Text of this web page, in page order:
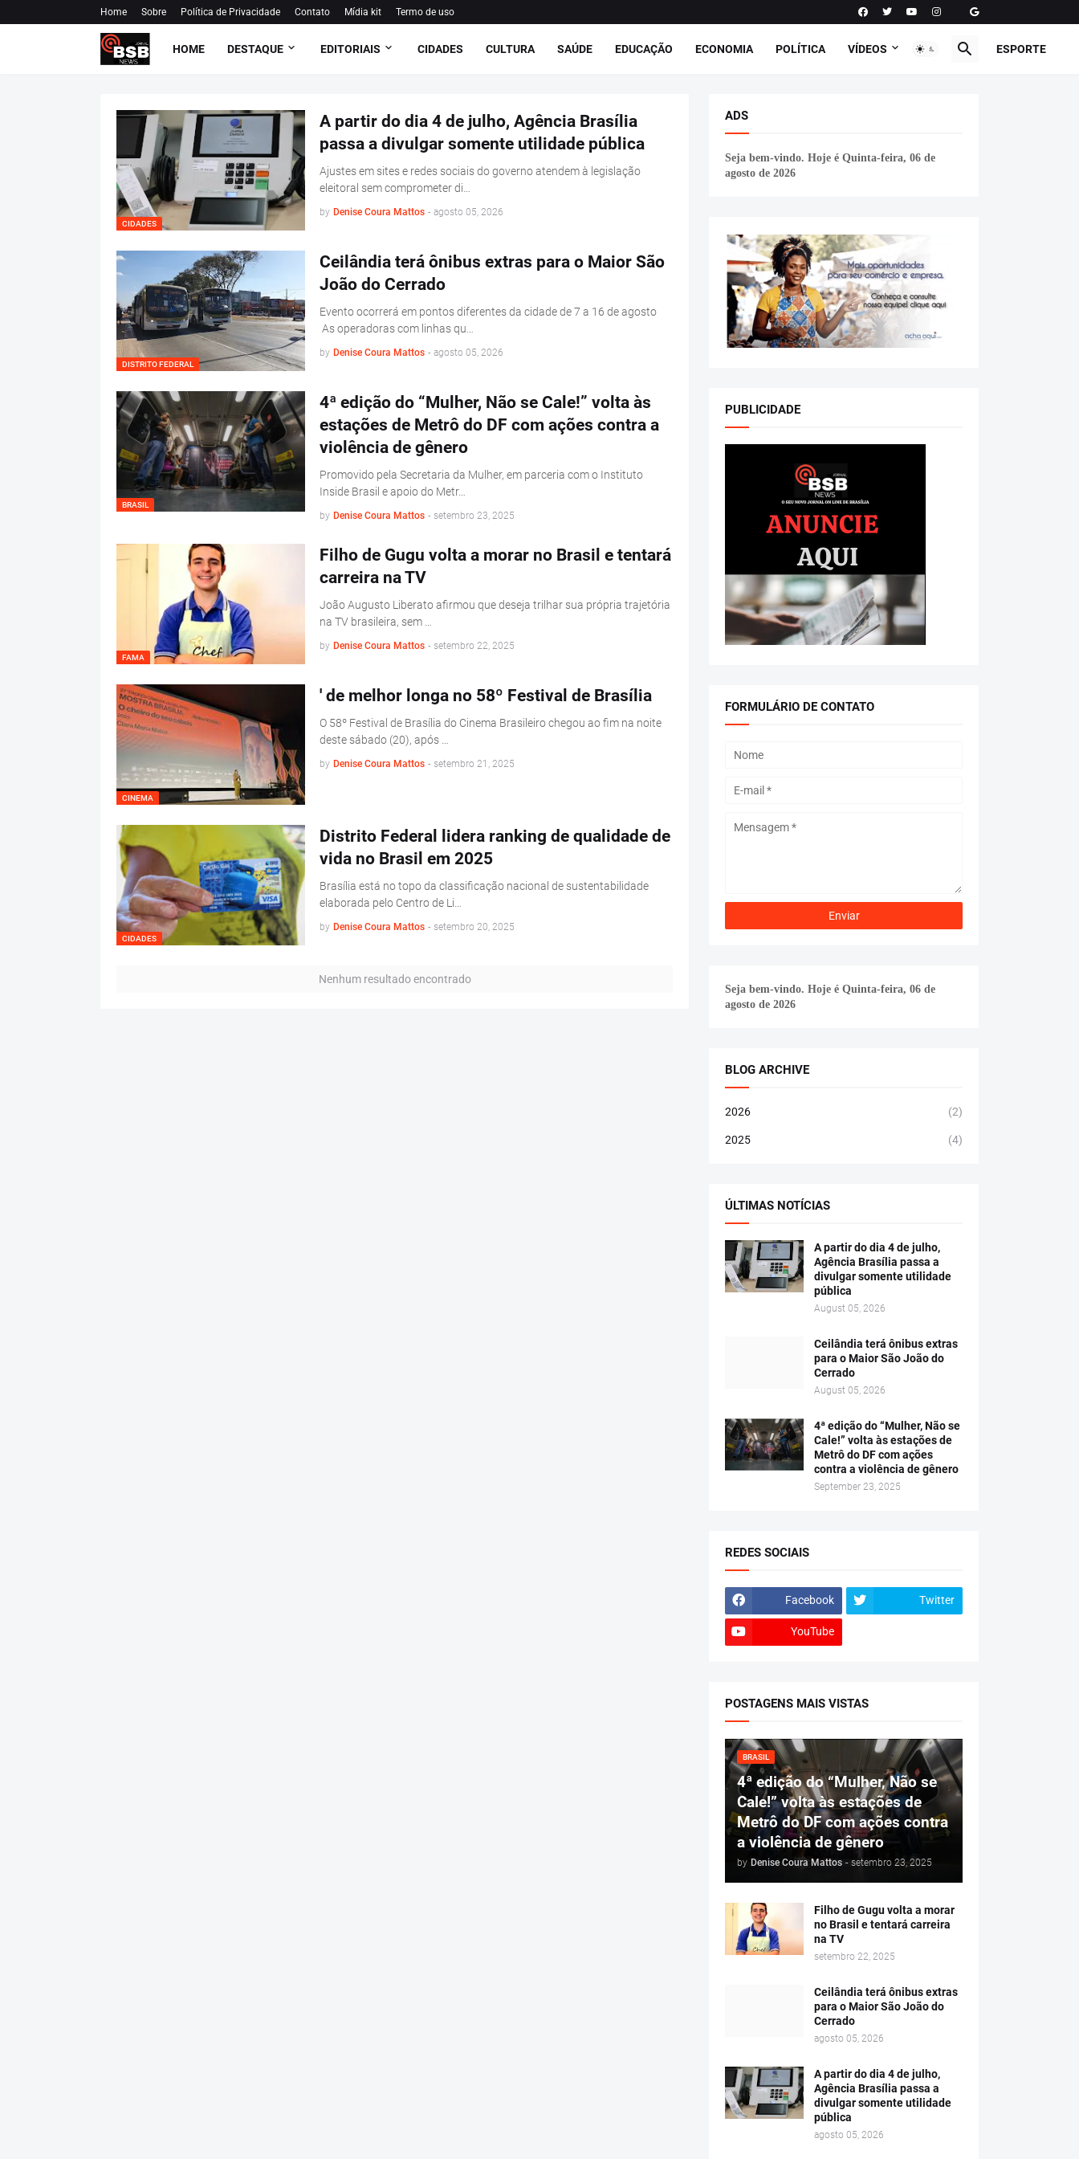
Home Sobre Política de Privacidade Contato Mídia kit Termo de uso
HOME DESTAQUE EDITORIAIS CIDADES CULTURA SAÚDE EDUCAÇÃO ECONOMIA POLÍTICA VÍDEOS POLÍTICA ESPORTE
CIDADES
A partir do dia 4 de julho, Agência Brasília
passa a divulgar somente utilidade pública
Ajustes em sites e redes sociais do governo atendem à legislação
eleitoral sem comprometer di…
by Denise Coura Mattos - agosto 05, 2026
DISTRITO FEDERAL
Ceilândia terá ônibus extras para o Maior São
João do Cerrado
Evento ocorrerá em pontos diferentes da cidade de 7 a 16 de agosto
As operadoras com linhas qu…
by Denise Coura Mattos - agosto 05, 2026
BRASIL
4ª edição do “Mulher, Não se Cale!” volta às
estações de Metrô do DF com ações contra a
violência de gênero
Promovido pela Secretaria da Mulher, em parceria com o Instituto
Inside Brasil e apoio do Metr…
by Denise Coura Mattos - setembro 23, 2025
FAMA
Filho de Gugu volta a morar no Brasil e tentará
carreira na TV
João Augusto Liberato afirmou que deseja trilhar sua própria trajetória
na TV brasileira, sem …
by Denise Coura Mattos - setembro 22, 2025
CINEMA
' de melhor longa no 58º Festival de Brasília
O 58º Festival de Brasília do Cinema Brasileiro chegou ao fim na noite
deste sábado (20), após …
by Denise Coura Mattos - setembro 21, 2025
CIDADES
Distrito Federal lidera ranking de qualidade de
vida no Brasil em 2025
Brasília está no topo da classificação nacional de sustentabilidade
elaborada pelo Centro de Li…
by Denise Coura Mattos - setembro 20, 2025
Nenhum resultado encontrado
ADS
Seja bem-vindo. Hoje é Quinta-feira, 06 de
agosto de 2026
PUBLICIDADE
FORMULÁRIO DE CONTATO
Seja bem-vindo. Hoje é Quinta-feira, 06 de
agosto de 2026
BLOG ARCHIVE
2026 (2)
2025 (4)
ÚLTIMAS NOTÍCIAS
A partir do dia 4 de julho,
Agência Brasília passa a
divulgar somente utilidade
pública
August 05, 2026
Ceilândia terá ônibus extras
para o Maior São João do
Cerrado
August 05, 2026
4ª edição do “Mulher, Não se
Cale!” volta às estações de
Metrô do DF com ações
contra a violência de gênero
September 23, 2025
REDES SOCIAIS
Facebook Twitter
YouTube
POSTAGENS MAIS VISTAS
BRASIL
4ª edição do “Mulher, Não se
Cale!” volta às estações de
Metrô do DF com ações contra
a violência de gênero
by Denise Coura Mattos - setembro 23, 2025
Filho de Gugu volta a morar
no Brasil e tentará carreira
na TV
setembro 22, 2025
Ceilândia terá ônibus extras
para o Maior São João do
Cerrado
agosto 05, 2026
A partir do dia 4 de julho,
Agência Brasília passa a
divulgar somente utilidade
pública
agosto 05, 2026